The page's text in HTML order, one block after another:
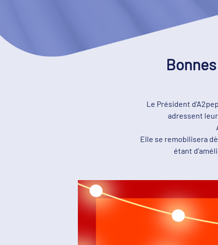
Le Président
adressent
Elle se remobilisera
étant